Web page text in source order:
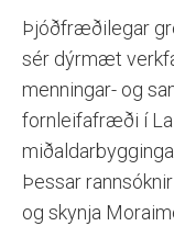
Þjóðfræðilegar
sér dýrmæt
menningar- og
fornleifafræði í La
Þessar
og skynja